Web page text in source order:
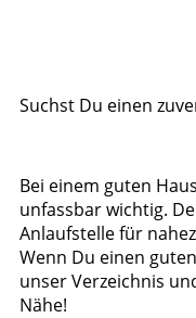
Suchst Du einen
Bei einem guten
unfassbar wichtig.
Anlaufstelle für
Wenn Du einen
unser Verzeichnis
Nähe!